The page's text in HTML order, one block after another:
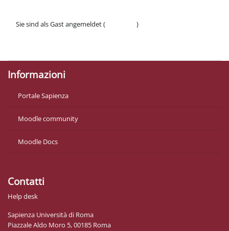
Sie sind als Gast angemeldet (
)
Informazioni
Portale Sapienza
Moodle community
Moodle Docs
Contatti
Help desk
Sapienza Università di Roma
Piazzale Aldo Moro 5, 00185 Roma